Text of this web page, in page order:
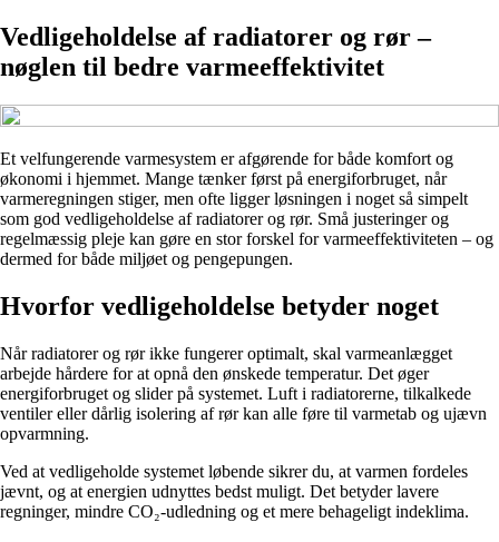
Vedligeholdelse af radiatorer og rør –
nøglen til bedre varmeeffektivitet
Et velfungerende varmesystem er afgørende for både komfort og
økonomi i hjemmet. Mange tænker først på energiforbruget, når
varmeregningen stiger, men ofte ligger løsningen i noget så simpelt
som god vedligeholdelse af radiatorer og rør. Små justeringer og
regelmæssig pleje kan gøre en stor forskel for varmeeffektiviteten – og
dermed for både miljøet og pengepungen.
Hvorfor vedligeholdelse betyder noget
Når radiatorer og rør ikke fungerer optimalt, skal varmeanlægget
arbejde hårdere for at opnå den ønskede temperatur. Det øger
energiforbruget og slider på systemet. Luft i radiatorerne, tilkalkede
ventiler eller dårlig isolering af rør kan alle føre til varmetab og ujævn
opvarmning.
Ved at vedligeholde systemet løbende sikrer du, at varmen fordeles
jævnt, og at energien udnyttes bedst muligt. Det betyder lavere
regninger, mindre CO₂-udledning og et mere behageligt indeklima.